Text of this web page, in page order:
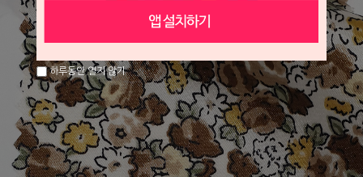
하루동안 열지 않기